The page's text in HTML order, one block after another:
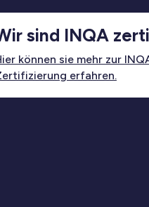
sind INQA
können sie mehr zur
erfahren.